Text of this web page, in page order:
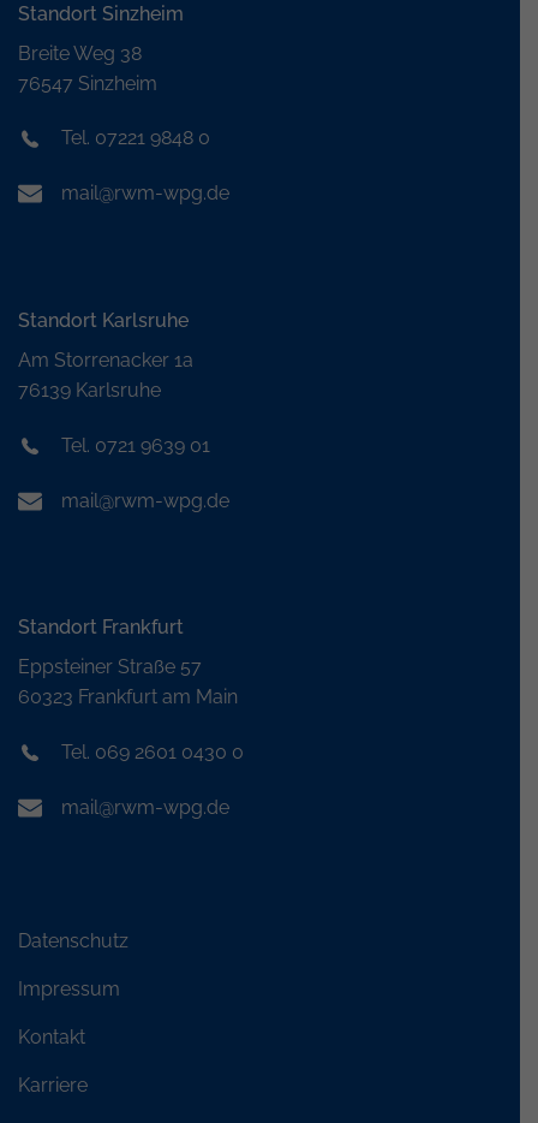
Standort Sinzheim
Breite Weg 38
76547 Sinzheim
Tel. 07221 9848 0
mail@rwm-wpg.de
Standort Karlsruhe
Am Storrenacker 1a
76139 Karlsruhe
Tel. 0721 9639 01
mail@rwm-wpg.de
Standort Frankfurt
Eppsteiner Straße 57
60323 Frankfurt am Main
Tel. 069 2601 0430 0
mail@rwm-wpg.de
Datenschutz
Impressum
Kontakt
Karriere